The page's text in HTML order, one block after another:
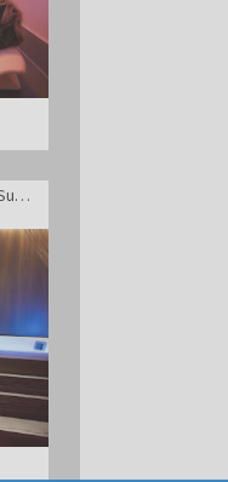
Rimske terme / Adults Only - Hotel Rimski dvor Superior - VIP paket luksuznega razvajanja v Suiti z whirlpoolom